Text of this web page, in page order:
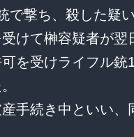
で撃ち、殺した疑
けて榊容疑者が翌
を受けライフル銃
手続き中といい、